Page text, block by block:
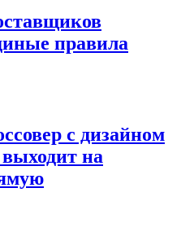
правила
с дизайном
на